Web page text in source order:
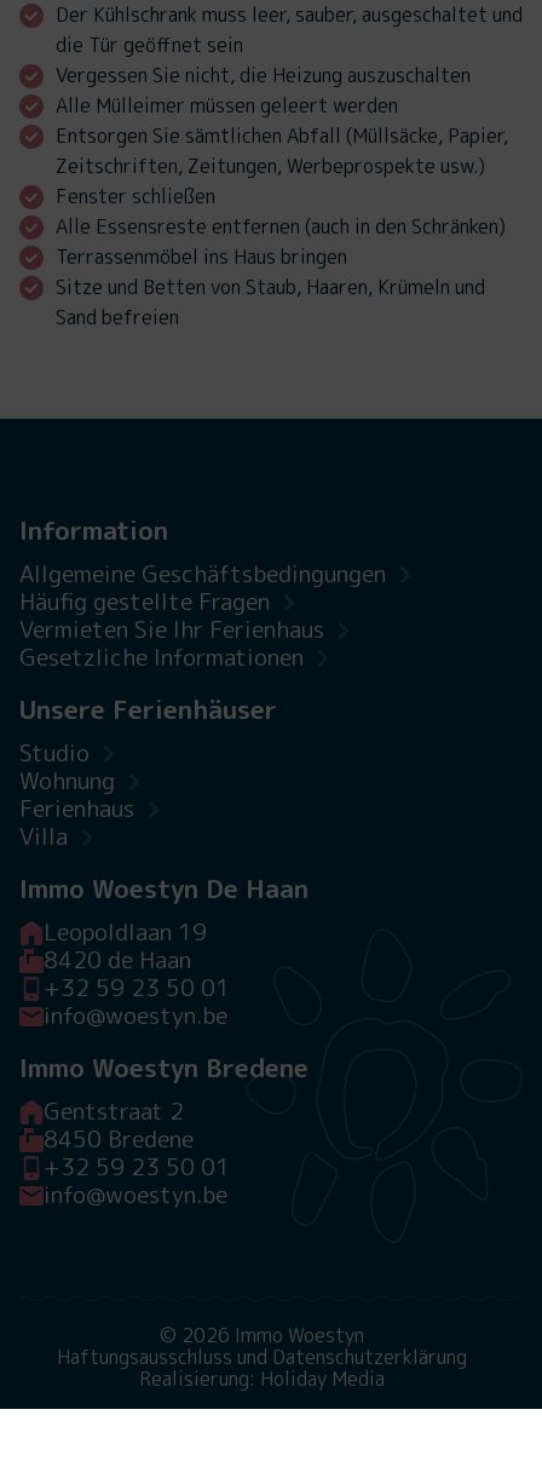
Der Kühlschrank muss leer, sauber, ausgeschaltet und
die Tür geöffnet sein
Vergessen Sie nicht, die Heizung auszuschalten
Alle Mülleimer müssen geleert werden
Entsorgen Sie sämtlichen Abfall (Müllsäcke, Papier,
Zeitschriften, Zeitungen, Werbeprospekte usw.)
Fenster schließen
Alle Essensreste entfernen (auch in den Schränken)
Terrassenmöbel ins Haus bringen
Sitze und Betten von Staub, Haaren, Krümeln und
Sand befreien
Information
Allgemeine Geschäftsbedingungen
Häufig gestellte Fragen
Vermieten Sie Ihr Ferienhaus
Gesetzliche Informationen
Unsere Ferienhäuser
Studio
Wohnung
Ferienhaus
Villa
Immo Woestyn De Haan
Leopoldlaan 19
8420 de Haan
+32 59 23 50 01
info@woestyn.be
Immo Woestyn Bredene
Gentstraat 2
8450 Bredene
+32 59 23 50 01
info@woestyn.be
© 2026 Immo Woestyn
Haftungsausschluss und Datenschutzerklärung
Realisierung: Holiday Media